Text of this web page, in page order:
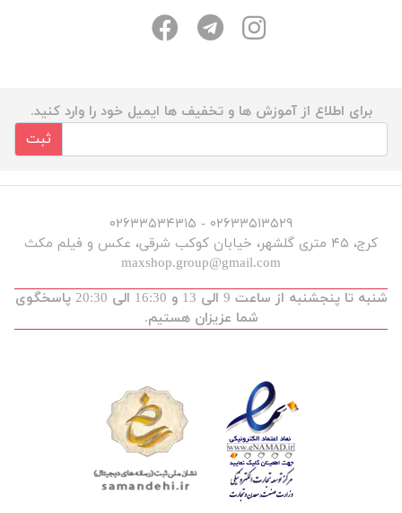
برای اطلاع از آموزش ها و تخفیف ها ایمیل خود را وارد کنید.
ثبت
۰۲۶۳۳۵۱۳۵۲۹ - ۰۲۶۳۳۵۳۴۳۱۵
کرج، ۴۵ متری گلشهر، خیابان کوکب شرقی، عکس و فیلم مکث
maxshop.group@gmail.com
شنبه تا پنجشنبه از ساعت 9 الی 13 و 16:30 الی 20:30 پاسخگوی
شما عزیزان هستیم.